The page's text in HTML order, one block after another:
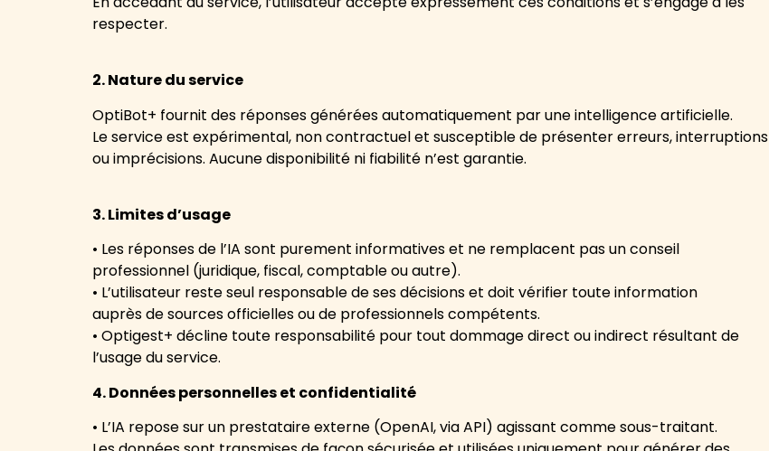
respecter.
2. Nature du service
OptiBot+ fournit des réponses générées automatiquement par une intelligence artificielle.
Le service est expérimental, non contractuel et susceptible de présenter erreurs, interruptions
ou imprécisions. Aucune disponibilité ni fiabilité n’est garantie.
3. Limites d’usage
• Les réponses de l’IA sont purement informatives et ne remplacent pas un conseil
professionnel (juridique, fiscal, comptable ou autre).
• L’utilisateur reste seul responsable de ses décisions et doit vérifier toute information
auprès de sources officielles ou de professionnels compétents.
• Optigest+ décline toute responsabilité pour tout dommage direct ou indirect résultant de
l’usage du service.
4. Données personnelles et confidentialité
• L’IA repose sur un prestataire externe (OpenAI, via API) agissant comme sous-traitant.